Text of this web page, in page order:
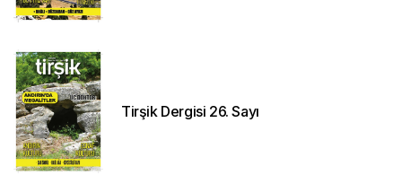
Tirşik Dergisi 26. Sayı